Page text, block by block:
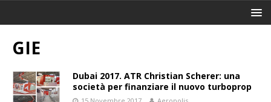
GIE
Dubai 2017. ATR Christian Scherer: una
società per finanziare il nuovo turboprop